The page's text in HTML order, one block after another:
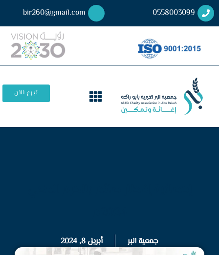
0558003099
bir260@gmail.com
تبرع الآن
جمعية البر أبريل 8, 2024